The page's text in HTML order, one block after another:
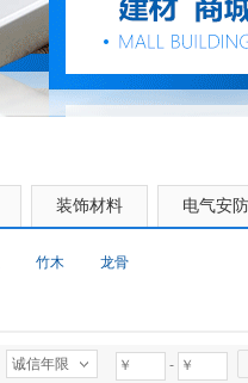
装饰材料 电气安
竹木 龙骨
诚信年限 -